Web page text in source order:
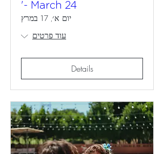
- March 24'
יום א׳, 17 במרץ
עוד פרטים
Details